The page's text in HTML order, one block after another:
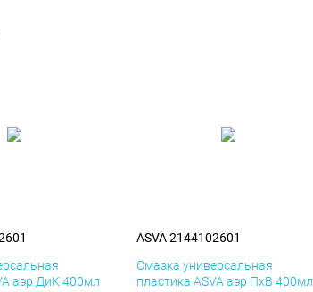
аэр ДиК 400мл
ASVA 2144102601
Смазка универсальная
пластика ASVA аэр ПхВ 400мл